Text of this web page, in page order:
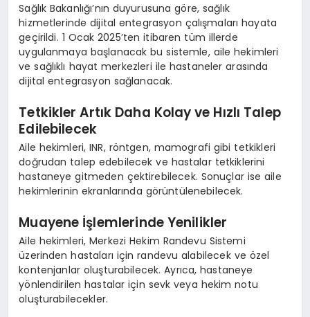
Sağlık Bakanlığı’nın duyurusuna göre, sağlık
hizmetlerinde dijital entegrasyon çalışmaları hayata
geçirildi. 1 Ocak 2025’ten itibaren tüm illerde
uygulanmaya başlanacak bu sistemle, aile hekimleri
ve sağlıklı hayat merkezleri ile hastaneler arasında
dijital entegrasyon sağlanacak.
Tetkikler Artık Daha Kolay ve Hızlı Talep
Edilebilecek
Aile hekimleri, INR, röntgen, mamografi gibi tetkikleri
doğrudan talep edebilecek ve hastalar tetkiklerini
hastaneye gitmeden çektirebilecek. Sonuçlar ise aile
hekimlerinin ekranlarında görüntülenebilecek.
Muayene İşlemlerinde Yenilikler
Aile hekimleri, Merkezi Hekim Randevu Sistemi
üzerinden hastaları için randevu alabilecek ve özel
kontenjanlar oluşturabilecek. Ayrıca, hastaneye
yönlendirilen hastalar için sevk veya hekim notu
oluşturabilecekler.